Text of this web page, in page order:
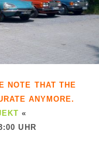
NOTE THAT THE
ANYMORE.
«
UHR